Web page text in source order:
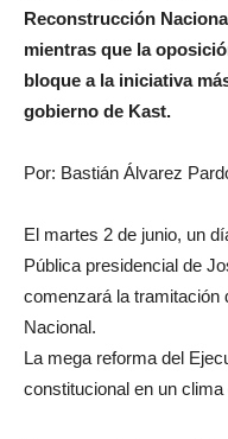
Reconstrucción
mientras que la
bloque a la iniciativa
gobierno de Kast.
Por: Bastián Álvarez
El martes 2 de junio, un
Pública presidencial de
comenzará la tramitación
Nacional.
La mega reforma del
constitucional en un